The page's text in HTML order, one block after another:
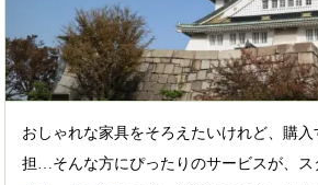
おしゃれな家具をそろえたいけれど、購
担…そんな方にぴったりのサービスが、ス